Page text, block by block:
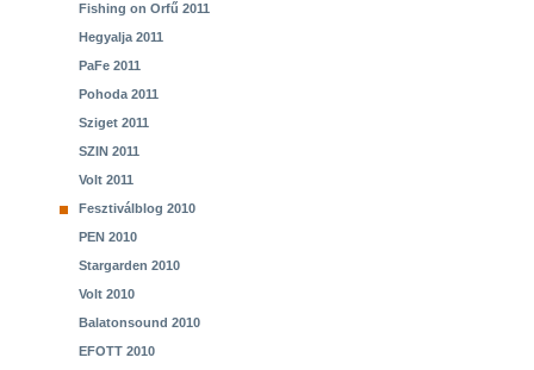
Fishing on Orfű 2011
Hegyalja 2011
PaFe 2011
Pohoda 2011
Sziget 2011
SZIN 2011
Volt 2011
Fesztiválblog 2010
PEN 2010
Stargarden 2010
Volt 2010
Balatonsound 2010
EFOTT 2010